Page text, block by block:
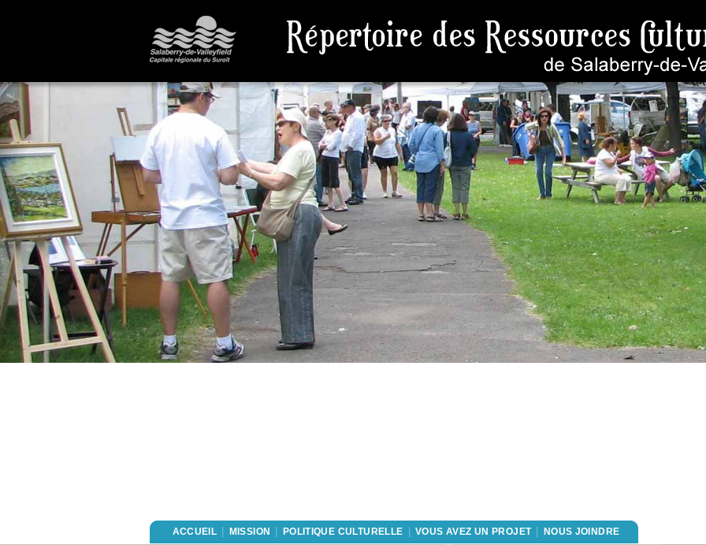
ACCUEIL MISSION POLITIQUE CULTURELLE VOUS AVEZ UN PROJET NOUS JOINDRE